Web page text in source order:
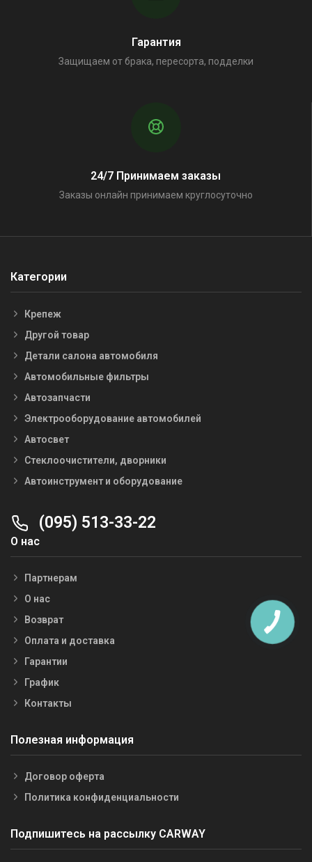
Гарантия
Защищаем от брака, пересорта, подделки
24/7 Принимаем заказы
Заказы онлайн принимаем круглосуточно
Категории
Крепеж
Другой товар
Детали салона автомобиля
Автомобильные фильтры
Автозапчасти
Электрооборудование автомобилей
Автосвет
Стеклоочистители, дворники
Автоинструмент и оборудование
(095) 513-33-22
О нас
Партнерам
О нас
Возврат
Оплата и доставка
Гарантии
График
Контакты
Полезная информация
Договор оферта
Политика конфиденциальности
Подпишитесь на рассылку CARWAY